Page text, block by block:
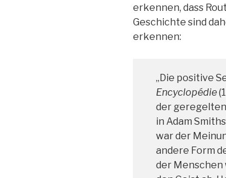
erkennen, dass
Geschichte sind
erkennen:
„Die positive
Encyclopédie
der
in Adam Smiths
war der
andere Form
der Menschen